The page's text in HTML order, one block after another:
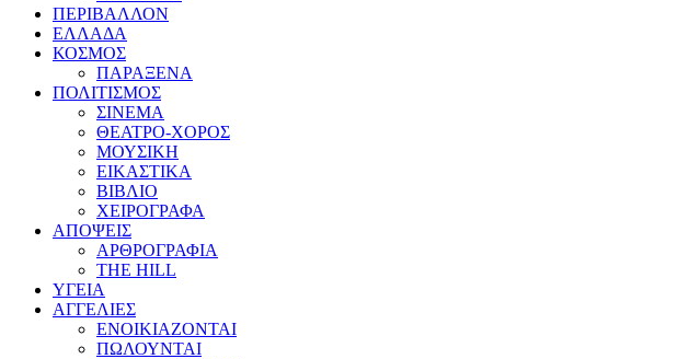
ΠΕΡΙΒΑΛΛΟΝ
ΕΛΛΑΔΑ
ΚΟΣΜΟΣ
ΠΑΡΑΞΕΝΑ
ΠΟΛΙΤΙΣΜΟΣ
ΣΙΝΕΜΑ
ΘΕΑΤΡΟ-ΧΟΡΟΣ
ΜΟΥΣΙΚΗ
ΕΙΚΑΣΤΙΚΑ
ΒΙΒΛΙΟ
ΧΕΙΡΟΓΡΑΦΑ
ΑΠΟΨΕΙΣ
ΑΡΘΡΟΓΡΑΦΙΑ
THE HILL
ΥΓΕΙΑ
ΑΓΓΕΛΙΕΣ
ΕΝΟΙΚΙΑΖΟΝΤΑΙ
ΠΩΛΟΥΝΤΑΙ